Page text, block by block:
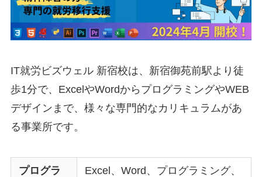
IT就労ビズウェル 新宿校は、新宿御苑前駅より徒
歩1分で、ExcelやWordからプログラミングやWEB
デザインまで、様々な専門的なカリキュラムがあ
る事業所です。
プログラ
Excel、Word、プログラミング、